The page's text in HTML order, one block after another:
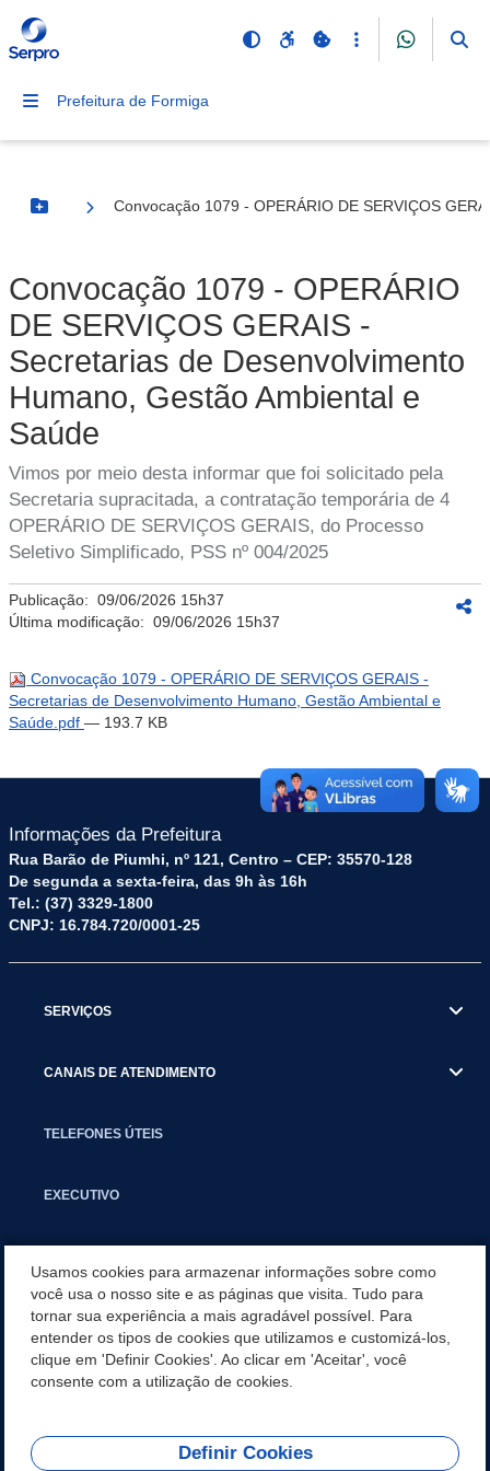
Prefeitura de Formiga
Botão Menu
Convocação 1079 - OPERÁRIO DE SERVIÇOS
Convocação 1079 - OPERÁRIO
DE SERVIÇOS GERAIS -
Secretarias de Desenvolvimento
Humano, Gestão Ambiental e
Saúde
Vimos por meio desta informar que foi solicitado pela
Secretaria supracitada, a contratação temporária de 4
OPERÁRIO DE SERVIÇOS GERAIS, do Processo
Seletivo Simplificado, PSS nº 004/2025
Publicação: 09/06/2026 15h37
Última modificação: 09/06/2026 15h37
Convocação 1079 - OPERÁRIO DE SERVIÇOS GERAIS -
Secretarias de Desenvolvimento Humano, Gestão Ambiental e
Saúde.pdf — 193.7 KB
Informações da Prefeitura
Rua Barão de Piumhi, nº 121, Centro – CEP: 35570-128
De segunda a sexta-feira, das 9h às 16h
Tel.: (37) 3329-1800
CNPJ: 16.784.720/0001-25
SERVIÇOS
CANAIS DE ATENDIMENTO
TELEFONES ÚTEIS
EXECUTIVO
APLICATIVO
SECRETARIAS
Usamos cookies para armazenar informações sobre como
você usa o nosso site e as páginas que visita. Tudo para
tornar sua experiência a mais agradável possível. Para
entender os tipos de cookies que utilizamos e customizá-los,
clique em 'Definir Cookies'. Ao clicar em 'Aceitar', você
consente com a utilização de cookies.
Definir Cookies